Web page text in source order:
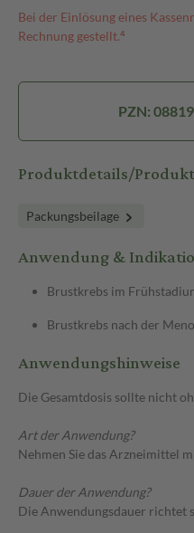
Bei der Einlösung eines
Rechnung gestellt.⁴
PZN:
Produktdetails/
Packungsbeilage
Anwendung &
Brustkrebs im
Brustkrebs nach der
Anwendungshinweise
Die Gesamtdosis sollte nicht
Art der Anwendung?
Nehmen Sie das Arzneimittel
Dauer der Anwendung?
Die Anwendungsdauer richtet